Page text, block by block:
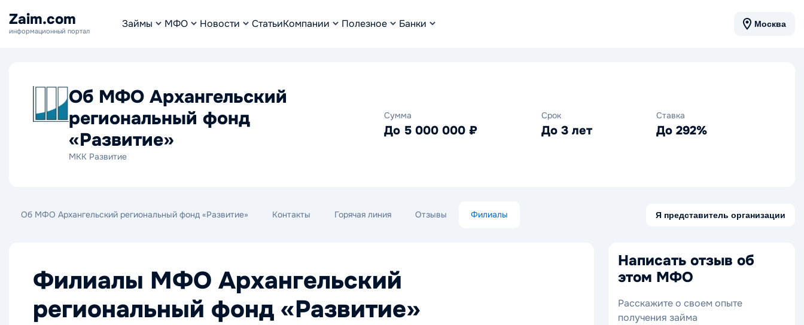
Zaim.com
информационный портал
Займы МФО Новости СтатьиКомпании Полезное Банки Москва
Об МФО Архангельский
региональный фонд
«Развитие»
МКК Развитие
Сумма
До 5 000 000 ₽
Срок
До 3 лет
Ставка
До 292%
Об МФО Архангельский региональный фонд «Развитие» Контакты Горячая линия Отзывы Филиалы Я представитель организации
Филиалы МФО Архангельский
региональный фонд «Развитие»
Написать отзыв об
этом МФО
Расскажите о своем опыте
получения займа